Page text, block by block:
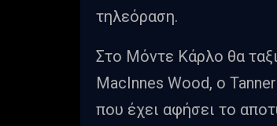
τηλεόραση.
Στο Μόντε Κάρλο θα
MacInnes Wood, ο
που έχει αφήσει το